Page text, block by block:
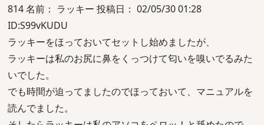
814 名前： ラッキー 投稿日： 02/05/30 01:28
ID:S99vKUDU
ラッキーをほっておいてセットし始めましたが、
ラッキーは私のお尻に鼻をくっつけて匂いを嗅いでるみた
いでした。
でも時間が迫ってましたのでほっておいて、マニュアルを
読んでました。